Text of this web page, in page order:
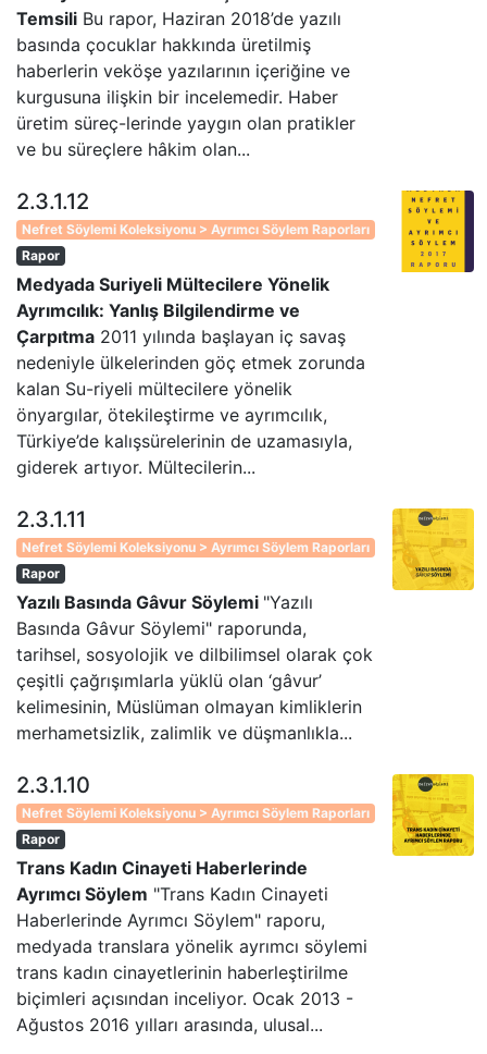
Temsili Bu rapor, Haziran 2018’de yazılı
basında çocuklar hakkında üretilmiş
haberlerin veköşe yazılarının içeriğine ve
kurgusuna ilişkin bir incelemedir. Haber
üretim süreç-lerinde yaygın olan pratikler
ve bu süreçlere hâkim olan...
2.3.1.12
Nefret Söylemi Koleksiyonu > Ayrımcı Söylem Raporları
Rapor
Medyada Suriyeli Mültecilere Yönelik
Ayrımcılık: Yanlış Bilgilendirme ve
Çarpıtma 2011 yılında başlayan iç savaş
nedeniyle ülkelerinden göç etmek zorunda
kalan Su-riyeli mültecilere yönelik
önyargılar, ötekileştirme ve ayrımcılık,
Türkiye’de kalışsürelerinin de uzamasıyla,
giderek artıyor. Mültecilerin...
2.3.1.11
Nefret Söylemi Koleksiyonu > Ayrımcı Söylem Raporları
Rapor
Yazılı Basında Gâvur Söylemi "Yazılı
Basında Gâvur Söylemi" raporunda,
tarihsel, sosyolojik ve dilbilimsel olarak çok
çeşitli çağrışımlarla yüklü olan ‘gâvur’
kelimesinin, Müslüman olmayan kimliklerin
merhametsizlik, zalimlik ve düşmanlıkla...
2.3.1.10
Nefret Söylemi Koleksiyonu > Ayrımcı Söylem Raporları
Rapor
Trans Kadın Cinayeti Haberlerinde
Ayrımcı Söylem "Trans Kadın Cinayeti
Haberlerinde Ayrımcı Söylem" raporu,
medyada translara yönelik ayrımcı söylemi
trans kadın cinayetlerinin haberleştirilme
biçimleri açısından inceliyor. Ocak 2013 -
Ağustos 2016 yılları arasında, ulusal...